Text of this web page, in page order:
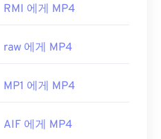
도 작동할 수 있습니다.
하면 열립니다. 타사 소
다. Windows에서는
습니다. MP4는 다양한
RMI 에게 MP4
raw 에게 MP4
MP1 에게 MP4
AIF 에게 MP4